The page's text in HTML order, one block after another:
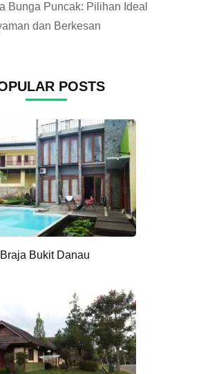
Bunga Puncak: Pilihan Ideal
dan Berkesan
POSTS
Bukit Danau